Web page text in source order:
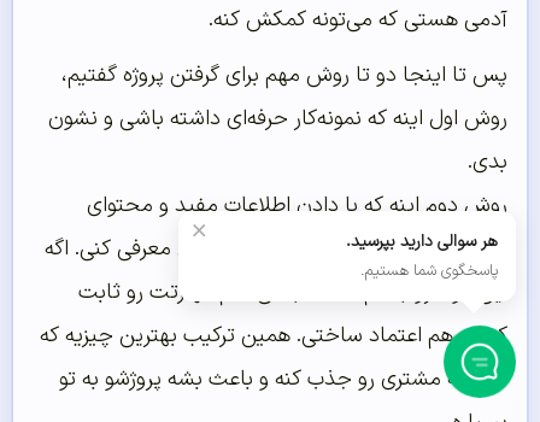
آدمی هستی که می‌تونه کمکش کنه.
پس تا اینجا دو تا روش مهم برای گرفتن پروژه گفتیم،
روش اول اینه که نمونه‌کار حرفه‌ای داشته باشی و نشون
بدی.
روش دوم اینه که با دادن اطلاعات مفید و محتوای
ارزشمند خودت رو به‌عنوان یه متخصص معرفی کنی. اگه
این دوتا رو با هم داشته باشی، هم مهارتت رو ثابت
کردی، هم اعتماد ساختی. همین ترکیب بهترین چیزیه که
می‌تونه مشتری رو جذب کنه و باعث بشه پروژشو به تو
× هر سوالی دارید بپرسید.
پاسخگوی شما هستیم.